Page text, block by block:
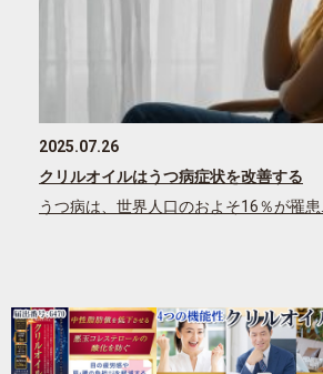
2025.07.26
クリルオイルはうつ病症状を改善する
うつ病は、世界人口のおよそ16％が罹患…